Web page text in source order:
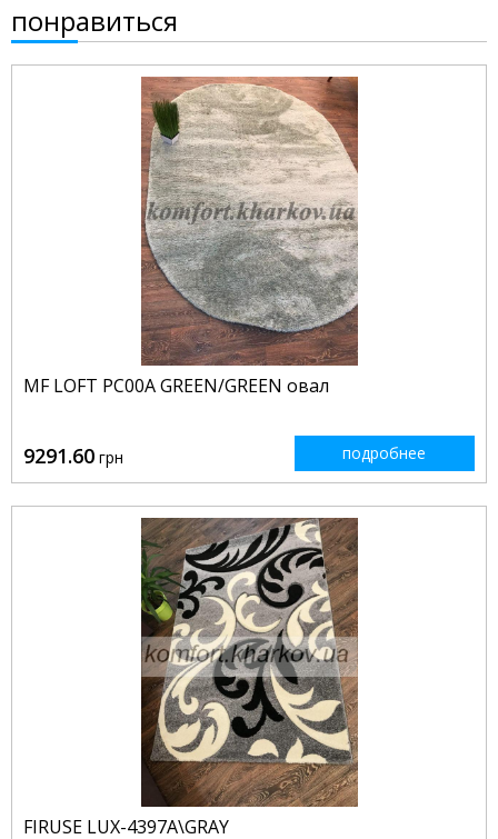
понравиться
MF LOFT PC00A GREEN/GREEN овал
9291.60 грн подробнее
FIRUSE LUX-4397A\GRAY